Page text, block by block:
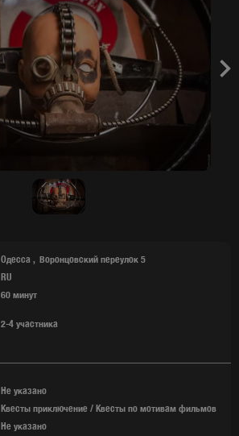
Одесса Воронцовский переулок 5
RU
60 минут
2-4 участника
Не указано
Квесты приключение / Квесты по мотивам фильмов
Не указано